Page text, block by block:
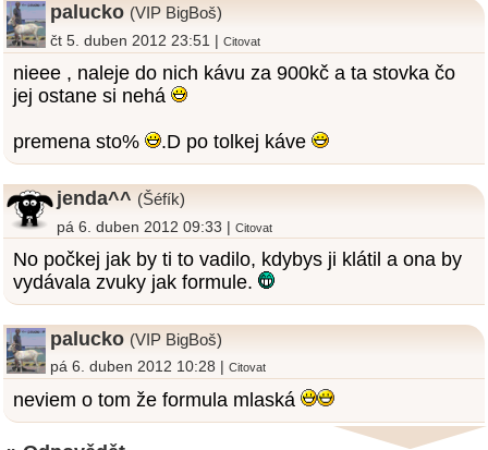
palucko (VIP BigBoš)
čt 5. duben 2012 23:51 | Citovat
nieee , naleje do nich kávu za 900kč a ta stovka čo
jej ostane si nehá
premena sto% .D po tolkej káve
jenda^^ (Šéfík)
pá 6. duben 2012 09:33 |Citovat
No počkej jak by ti to vadilo, kdybys ji klátil a ona by
vydávala zvuky jak formule.
palucko (VIP BigBoš)
pá 6. duben 2012 10:28 | Citovat
neviem o tom že formula mlaská